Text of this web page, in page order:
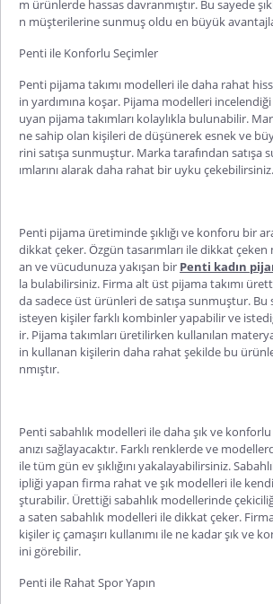
m ürünlerde hassas davranmıştır. Bu sayede
n müşterilerine sunmuş oldu en büyük
Penti ile Konforlu Seçimler
Penti pijama takımı modelleri ile daha rahat
in yardımına koşar. Pijama modelleri
uyan pijama takımları kolaylıkla bulunabilir.
ne sahip olan kişileri de düşünerek esnek ve
rini satışa sunmuştur. Marka tarafından satışa
ımlarını alarak daha rahat bir uyku çekebilirsiniz.
Penti pijama üretiminde şıklığı ve konforu bir
dikkat çeker. Özgün tasarımları ile dikkat çeken
an ve vücudunuza yakışan bir Penti kadın
la bulabilirsiniz. Firma alt üst pijama takımı
da sadece üst ürünleri de satışa sunmuştur.
isteyen kişiler farklı kombinler yapabilir ve
ir. Pijama takımları üretilirken kullanılan
in kullanan kişilerin daha rahat şekilde bu
nmıştır.
Pentisabahlık modelleri ile daha şık ve
anızı sağlayacaktır. Farklı renklerde ve
ile tüm gün ev şıklığını yakalayabilirsiniz.
ipliği yapan firma rahat ve şık modelleri ile
şturabilir. Ürettiği sabahlık modellerinde
a saten sabahlık modelleri ile dikkat çeker.
kişiler iç çamaşırı kullanımı ile ne kadar şık ve
ini görebilir.
Penti ile Rahat Spor Yapın